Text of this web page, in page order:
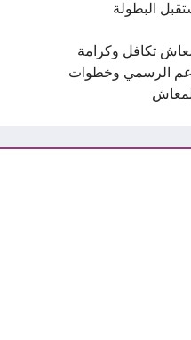
البطولة
تكافل وكرامة
الدعم الرسمي وخطوات